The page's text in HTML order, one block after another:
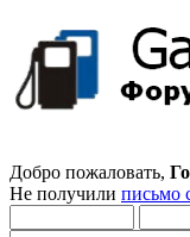
Добро пожаловать,
Не получили письмо